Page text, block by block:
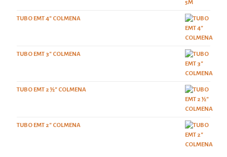
TUBO EMT 4" COLMENA
TUBO EMT 3" COLMENA
TUBO EMT 2 ½" COLMENA
TUBO EMT 2" COLMENA